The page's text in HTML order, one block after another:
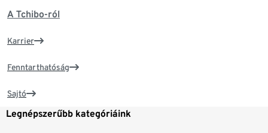
A Tchibo-ról
Karrier
Fenntarthatóság
Sajtó
Legnépszerűbb kategóriáink